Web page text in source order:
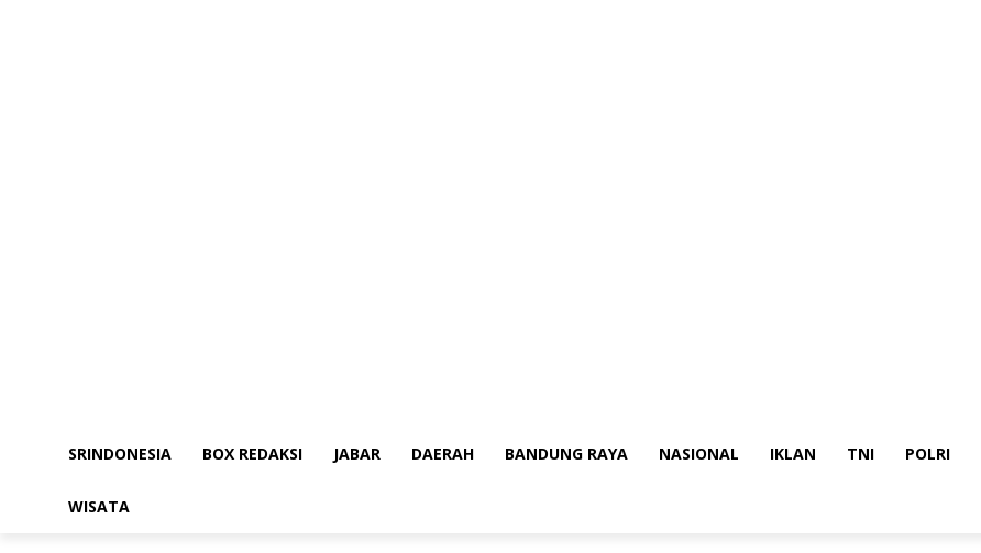
SRINDONESIA BOX REDAKSI JABAR DAERAH BANDUNG RAYA NASIONAL IKLAN TNI POLRI
WISATA